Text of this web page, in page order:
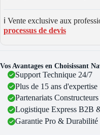
ℹ️ Vente exclusive aux
processus de devis
Vos Avantages en Choisissant
Support Technique 24/7
Plus de 15 ans d'expertise
Partenariats
Logistique Express B2B
Garantie Pro & Durabilité